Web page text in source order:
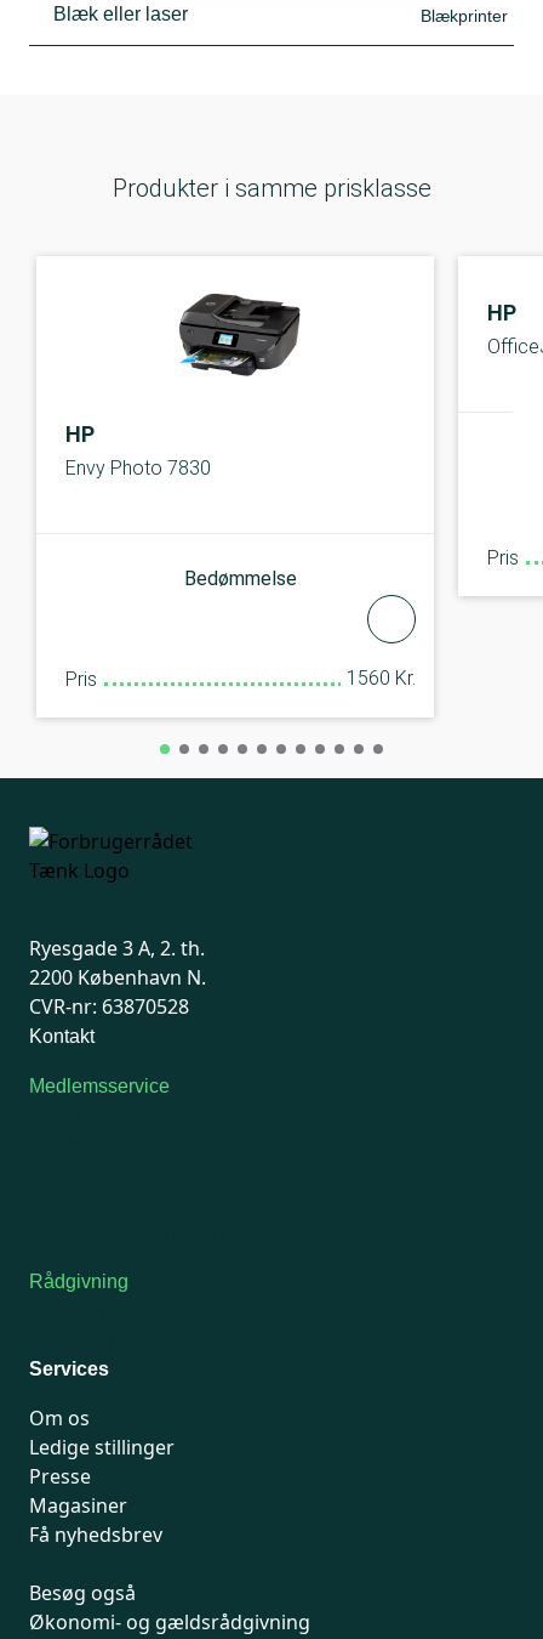
Blæk eller laser Blækprinter
Produkter i samme prisklasse
HP
Envy Photo 7830
Bedømmelse
Pris 1560 Kr.
HP
Pris
Ryesgade 3 A, 2. th.
2200 København N.
CVR-nr: 63870528
Kontakt
Medlemsservice
Rådgivning
Services
Om os
Ledige stillinger
Presse
Magasiner
Få nyhedsbrev
Besøg også
Økonomi- og gældsrådgivning